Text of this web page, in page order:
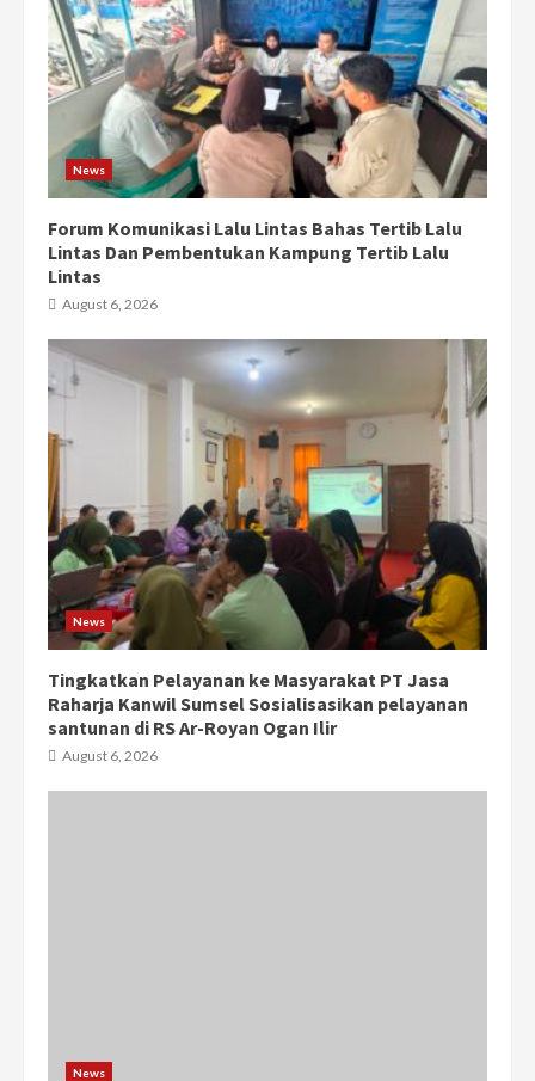
News
Forum Komunikasi Lalu Lintas Bahas Tertib Lalu
Lintas Dan Pembentukan Kampung Tertib Lalu
Lintas
August 6, 2026
News
Tingkatkan Pelayanan ke Masyarakat PT Jasa
Raharja Kanwil Sumsel Sosialisasikan pelayanan
santunan di RS Ar-Royan Ogan Ilir
August 6, 2026
News